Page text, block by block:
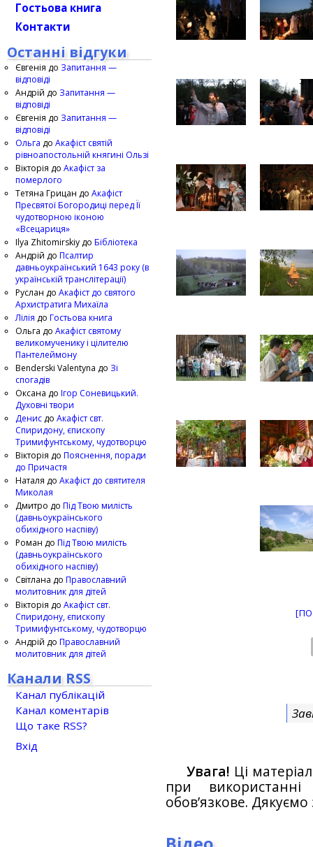
Увага! Ці
при
обов’язкове.
Гостьова книга
Контакти
Останні відгуки
Євгенія до Запитання —
відповіді
Андрій до Запитання —
відповіді
Євгенія до Запитання —
відповіді
Ольга до Акафіст святій
рівноапостольній княгині Ользі
Вікторія до Акафіст за
померлого
Тетяна Грицан до Акафіст
Пресвятої Богородиці перед Її
чудотворною іконою
«Всецариця»
Ilya Zhitomirskiy до Бібліотека
Андрій до Псалтир
давньоукраїнський 1643 року (в
українській транслітерації)
Руслан до Акафіст до святого
Архистратига Михаїла
Лілія до Гостьова книга
Ольга до Акафіст святому
великомученику і цілителю
Пантелеймону
Benderski Valentyna до Зі
спогадів
Оксана до Ігор Соневицький.
Духовні твори
Денис до Акафіст свт.
Спиридону, єпископу
Тримифунтському, чудотворцю
Вікторія до Пояснення, поради
до Причастя
Наталя до Акафіст до святителя
Миколая
Дмитро до Під Твою милість
(давньоукраїнського
обихідного наспіву)
Роман до Під Твою милість
(давньоукраїнського
обихідного наспіву)
Світлана до Православний
молитовник для дітей
Вікторія до Акафіст свт.
Спиридону, єпископу
Тримифунтському, чудотворцю
Андрій до Православний
молитовник для дітей
Канали RSS
Канал публікацій
Канал коментарів
Що таке RSS?
Вхід